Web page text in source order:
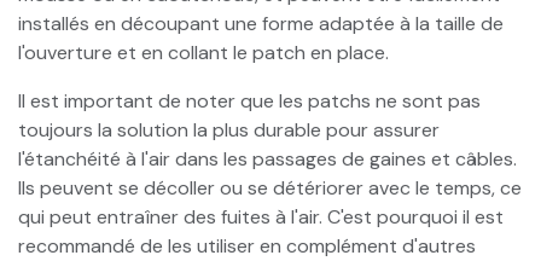
installés en découpant une forme adaptée à la taille de
l'ouverture et en collant le patch en place.
Il est important de noter que les patchs ne sont pas
toujours la solution la plus durable pour assurer
l'étanchéité à l'air dans les passages de gaines et câbles.
Ils peuvent se décoller ou se détériorer avec le temps, ce
qui peut entraîner des fuites à l'air. C'est pourquoi il est
recommandé de les utiliser en complément d'autres